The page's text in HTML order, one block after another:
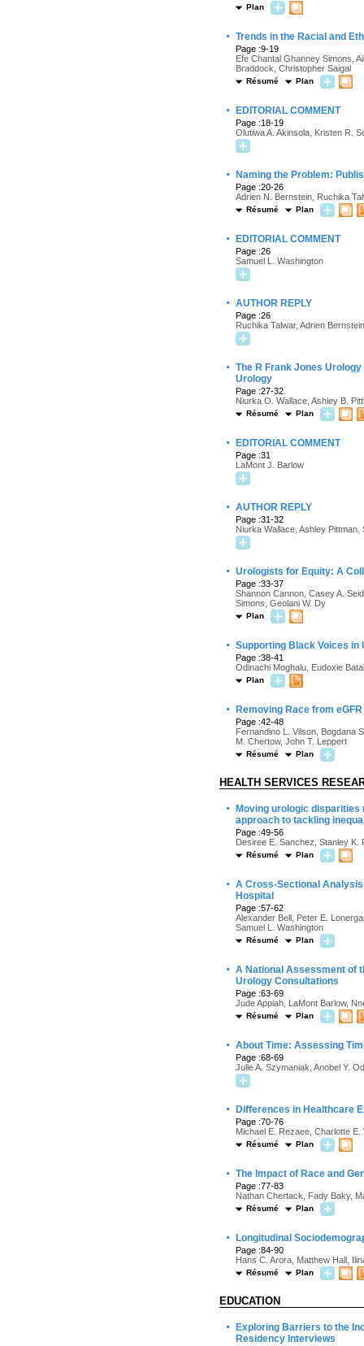
Plan
· Trends in the Racial and
Page :9-19
Efe Chantal Ghanney Simons,
Braddock, Christopher Saigal
Résumé Plan
· EDITORIAL COMMENT
Page :18-19
Olutiwa A. Akinsola, Kristen R.
· Naming the Problem:
Page :20-26
Adrien N. Bernstein, Ruchika
Résumé Plan
· EDITORIAL COMMENT
Page :26
Samuel L. Washington
· AUTHOR REPLY
Page :26
Ruchika Talwar, Adrien Bernstein
· The R Frank Jones
Urology
Page :27-32
Niurka O. Wallace, Ashley B.
Résumé Plan
· EDITORIAL COMMENT
Page :31
LaMont J. Barlow
· AUTHOR REPLY
Page :31-32
Niurka Wallace, Ashley Pittman,
· Urologists for Equity: A
Page :33-37
Shannon Cannon, Casey A.
Simons, Geolani W. Dy
Plan
· Supporting Black Voices
Page :38-41
Odinachi Moghalu, Eudoxie
Plan
· Removing Race from
Page :42-48
Fernandino L. Vilson, Bogdana
M. Chertow, John T. Leppert
Résumé Plan
HEALTH SERVICES
·
Moving urologic
approach to tackling
Page :49-56
Desiree E. Sanchez, Stanley K.
Résumé Plan
· A Cross-Sectional
Hospital
Page :57-62
Alexander Bell, Peter E.
Samuel L. Washington
Résumé Plan
· A National Assessment of
Urology Consultations
Page :63-69
Jude Appiah, LaMont Barlow,
Résumé Plan
· About Time: Assessing
Page :68-69
Julie A. Szymaniak, Anobel Y.
· Differences in Healthcare
Page :70-76
Michael E. Rezaee, Charlotte
Résumé Plan
· The Impact of Race and
Page :77-83
Nathan Chertack, Fady Baky,
Résumé Plan
· Longitudinal
Page :84-90
Hans C. Arora, Matthew Hall,
Résumé Plan
EDUCATION
·
Exploring Barriers to the
Residency Interviews